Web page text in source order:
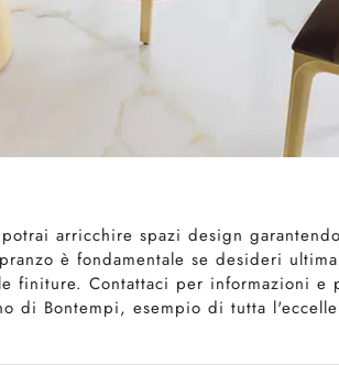
arricchire spazi design
è fondamentale se desideri
Contattaci per informazioni e
Bontempi, esempio di tutta